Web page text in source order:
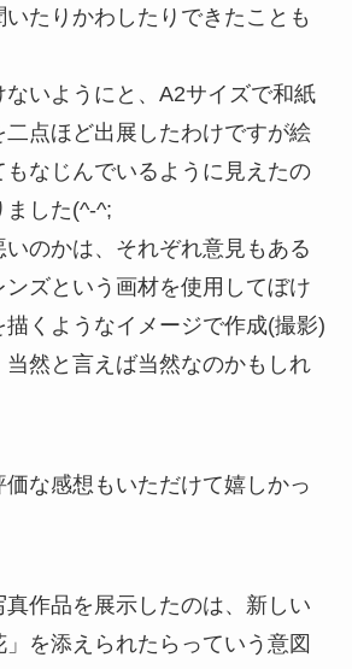
たりかわしたりできたことも
いようにと、A2サイズで和紙
二点ほど出展したわけですが絵
もなじんでいるように見えたの
ました(^-^;
のかは、それぞれ意見もある
ンズという画材を使用してぼけ
くようなイメージで作成(撮影)
当然と言えば当然なのかもしれ
な感想もいただけて嬉しかっ
作品を展示したのは、新しい
を添えられたらっていう意図